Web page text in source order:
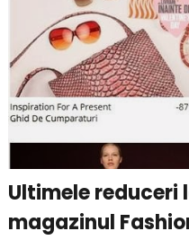
Ultimele reduceri
magazinul